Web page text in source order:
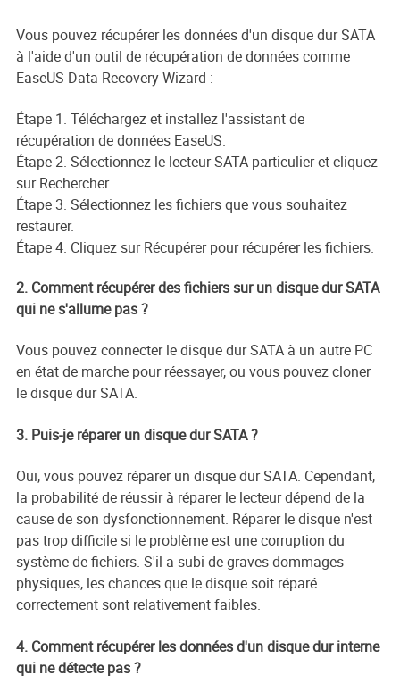
Vous pouvez récupérer les données d'un disque dur SATA
à l'aide d'un outil de récupération de données comme
EaseUS Data Recovery Wizard :
Étape 1. Téléchargez et installez l'assistant de
récupération de données EaseUS.
Étape 2. Sélectionnez le lecteur SATA particulier et cliquez
sur Rechercher.
Étape 3. Sélectionnez les fichiers que vous souhaitez
restaurer.
Étape 4. Cliquez sur Récupérer pour récupérer les fichiers.
2. Comment récupérer des fichiers sur un disque dur SATA
qui ne s'allume pas ?
Vous pouvez connecter le disque dur SATA à un autre PC
en état de marche pour réessayer, ou vous pouvez cloner
le disque dur SATA.
3. Puis-je réparer un disque dur SATA ?
Oui, vous pouvez réparer un disque dur SATA. Cependant,
la probabilité de réussir à réparer le lecteur dépend de la
cause de son dysfonctionnement. Réparer le disque n'est
pas trop difficile si le problème est une corruption du
système de fichiers. S'il a subi de graves dommages
physiques, les chances que le disque soit réparé
correctement sont relativement faibles.
4. Comment récupérer les données d'un disque dur interne
qui ne détecte pas ?